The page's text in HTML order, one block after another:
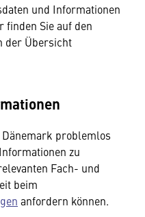
und Informationen
finden Sie auf den
der Übersicht
problemlos
zu
Fach- und
beim
anfordern können.